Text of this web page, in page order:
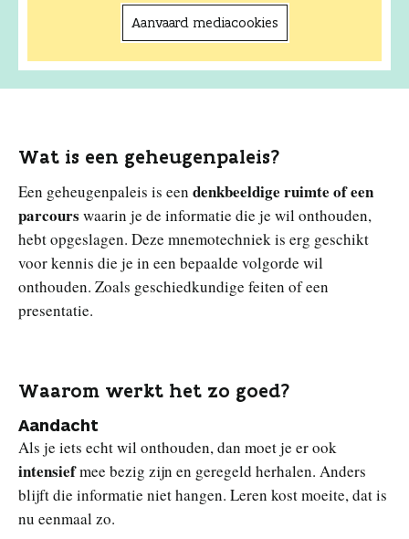
Aanvaard mediacookies
Wat is een geheugenpaleis?
Een geheugenpaleis is een denkbeeldige ruimte of een
parcours waarin je de informatie die je wil onthouden,
hebt opgeslagen. Deze mnemotechniek is erg geschikt
voor kennis die je in een bepaalde volgorde wil
onthouden. Zoals geschiedkundige feiten of een
presentatie.
Waarom werkt het zo goed?
Aandacht
Als je iets echt wil onthouden, dan moet je er ook
intensiefmee bezig zijn en geregeld herhalen. Anders
blijft die informatie niet hangen. Leren kost moeite, dat is
nu eenmaal zo.